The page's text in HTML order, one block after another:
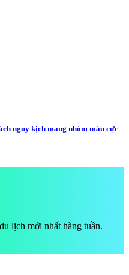
nguy kịch mang nhóm máu cực
lịch mới nhất hàng tuần.